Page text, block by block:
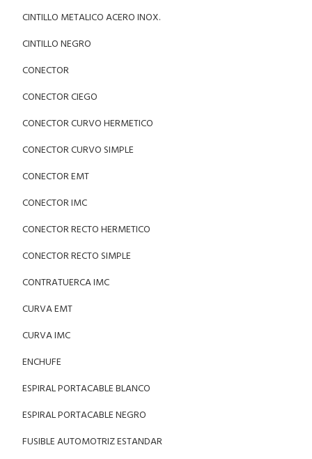
CINTILLO METALICO ACERO INOX.
CINTILLO NEGRO
CONECTOR
CONECTOR CIEGO
CONECTOR CURVO HERMETICO
CONECTOR CURVO SIMPLE
CONECTOR EMT
CONECTOR IMC
CONECTOR RECTO HERMETICO
CONECTOR RECTO SIMPLE
CONTRATUERCA IMC
CURVA EMT
CURVA IMC
ENCHUFE
ESPIRAL PORTACABLE BLANCO
ESPIRAL PORTACABLE NEGRO
FUSIBLE AUTOMOTRIZ ESTANDAR